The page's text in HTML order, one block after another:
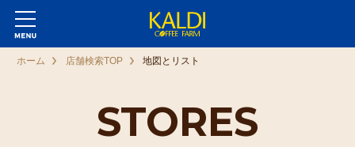
STORES
ホーム 店舗検索TOP 地図とリスト